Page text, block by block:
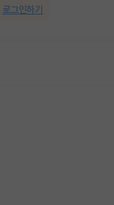
로그인하기